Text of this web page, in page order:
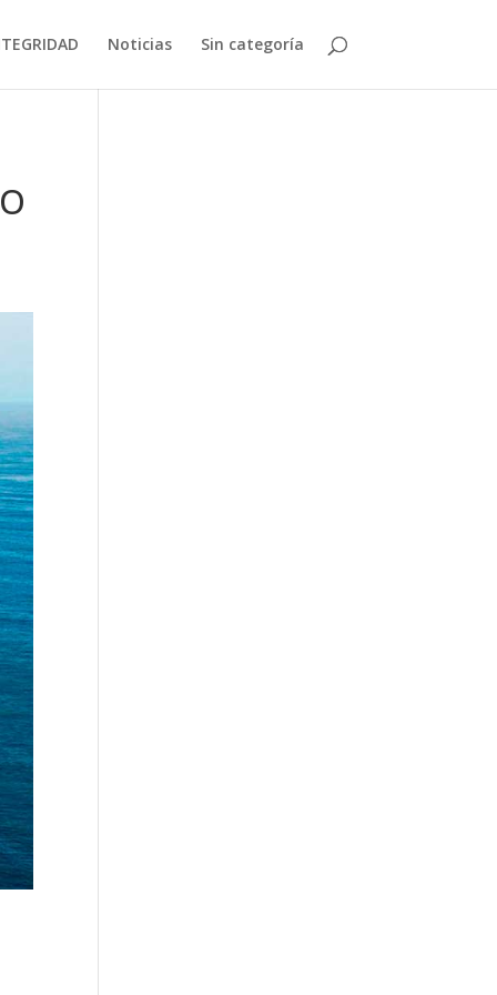
Noticias Sin categoría